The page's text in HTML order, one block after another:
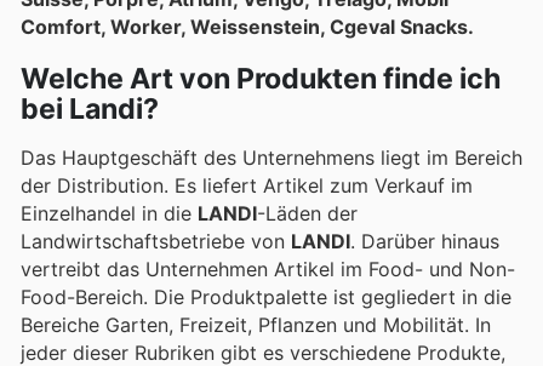
Comfort, Worker, Weissenstein, Cgeval Snacks.
Welche Art von Produkten finde ich
bei Landi?
Das Hauptgeschäft des Unternehmens liegt im Bereich
der Distribution. Es liefert Artikel zum Verkauf im
Einzelhandel in die LANDI-Läden der
Landwirtschaftsbetriebe von LANDI. Darüber hinaus
vertreibt das Unternehmen Artikel im Food- und Non-
Food-Bereich. Die Produktpalette ist gegliedert in die
Bereiche Garten, Freizeit, Pflanzen und Mobilität. In
jeder dieser Rubriken gibt es verschiedene Produkte,